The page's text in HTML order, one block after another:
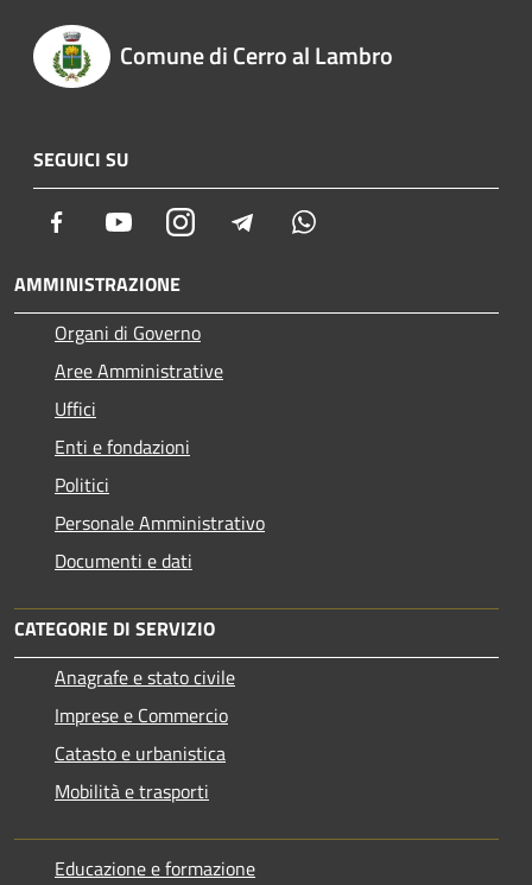
Comune di Cerro al Lambro
SEGUICI SU
Facebook YoutubeInstagram Telegram
AMMINISTRAZIONE
Organi di Governo
Aree Amministrative
Uffici
Enti e fondazioni
Politici
Personale Amministrativo
Documenti e dati
CATEGORIE DI SERVIZIO
Anagrafe e stato civile
Imprese e Commercio
Catasto e urbanistica
Mobilità e trasporti
Educazione e formazione